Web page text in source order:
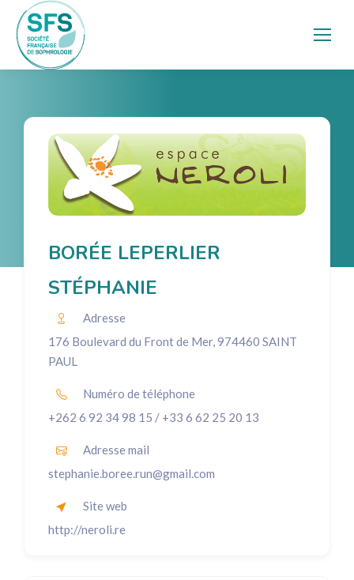
BORÉE LEPERLIER
STÉPHANIE
Adresse
176 Boulevard du Front de Mer, 974460 SAINT
PAUL
Numéro de téléphone
+262 6 92 34 98 15 / +33 6 62 25 20 13
Adresse mail
stephanie.boree.run@gmail.com
Site web
http://neroli.re